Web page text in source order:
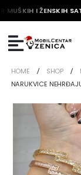
MUŠKIH I ŽENSKIH
HOME SHOP
NARUKVICE